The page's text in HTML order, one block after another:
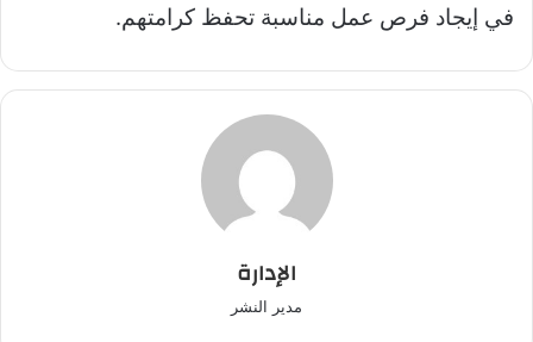
في إيجاد فرص عمل مناسبة تحفظ كرامتهم.
الإدارة
مدير النشر